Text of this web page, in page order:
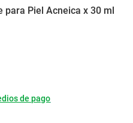
para Piel Acneica x 30 ml
de pago